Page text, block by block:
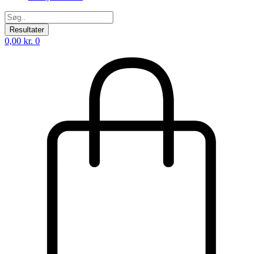
Search
...Resultater
0,00 kr. 0